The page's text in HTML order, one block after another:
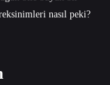
nasıl peki?